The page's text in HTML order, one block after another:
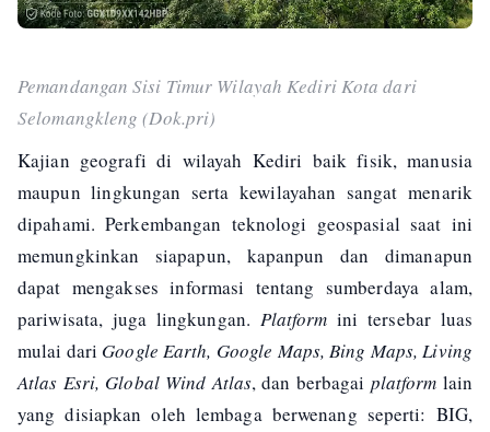
Pemandangan Sisi Timur Wilayah Kediri Kota dari
Selomangkleng (Dok.pri)
Kajian geografi di wilayah Kediri baik fisik, manusia
maupun lingkungan serta kewilayahan sangat menarik
dipahami. Perkembangan teknologi geospasial saat ini
memungkinkan siapapun, kapanpun dan dimanapun
dapat mengakses informasi tentang sumberdaya alam,
pariwisata, juga lingkungan. Platform ini tersebar luas
mulai dari Google Earth, Google Maps, Bing Maps, Living
Atlas Esri, Global Wind Atlas, dan berbagai platform lain
yang disiapkan oleh lembaga berwenang seperti: BIG,